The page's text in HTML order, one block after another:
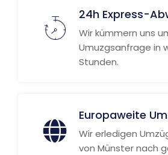
24h Express-
Wir kümmern uns
Umuzgsanfrage in
Stunden.
Europaweite
Wir erledigen
von Münster nach